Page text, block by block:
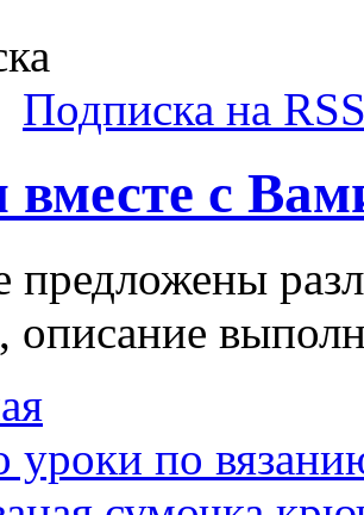
Подписка на
с
предложены
описание
уроки по